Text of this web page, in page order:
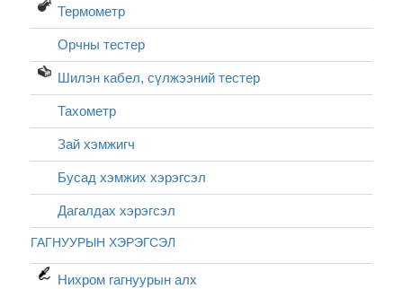
Термометр
Орчны тестер
Шилэн кабел, cүлжээний тестер
Тахометр
Зай хэмжигч
Бусад хэмжих хэрэгсэл
Дагалдах хэрэгсэл
ГАГНУУРЫН ХЭРЭГСЭЛ
Нихром гагнуурын алх